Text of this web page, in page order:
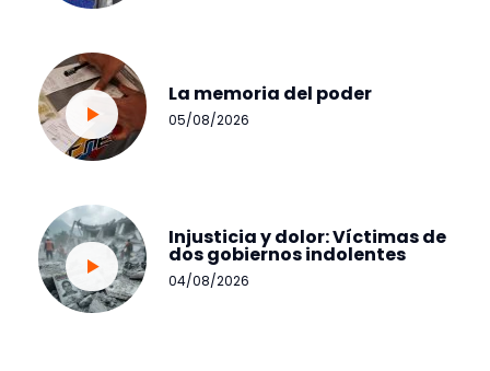
La memoria del poder
05/08/2026
Injusticia y dolor: Víctimas de
dos gobiernos indolentes
04/08/2026